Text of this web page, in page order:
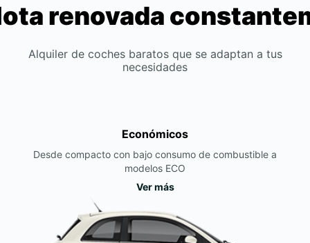
renovada
Alquiler de coches baratos que se adaptan a tus
necesidades
Económicos
Desde compacto con bajo consumo de combustible a
modelos ECO
Ver más